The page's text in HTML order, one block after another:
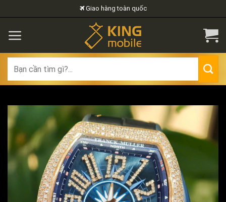
to
content
Giao hàng toàn quốc
for: